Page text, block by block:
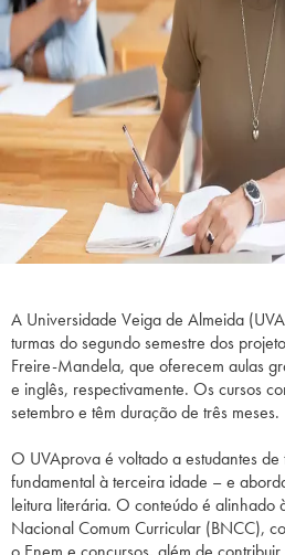
A Universidade Veiga de Almeida
turmas do segundo semestre dos
Freire-Mandela, que oferecem aulas
e inglês, respectivamente. Os cursos
setembro e têm duração de três meses.
O UVAprova é voltado a estudantes
fundamental à terceira idade – e
leitura literária. O conteúdo é alinhado
Nacional Comum Curricular (BNCC),